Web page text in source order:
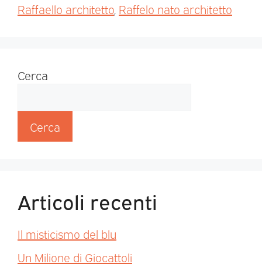
Raffaello architetto Raffelo nato architetto
Cerca
Cerca
Articoli recenti
Il misticismo del blu
Un Milione di Giocattoli